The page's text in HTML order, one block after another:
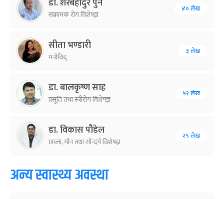
डा. शेरबहादुर पुन
संक्रामक रोग विशेषज्ञ
४० लेख
सीता भण्डारी
मनोविद्
३ लेख
डा. बालकृष्ण साह
प्रसूति तथा स्त्रीरोग विशेषज्ञ
५२ लेख
डा. विकास पौडेल
छाला, यौन तथा सौन्दर्य विशेषज्ञ
२५ लेख
अन्य स्वास्थ्य अवस्था